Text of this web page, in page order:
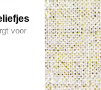
voor